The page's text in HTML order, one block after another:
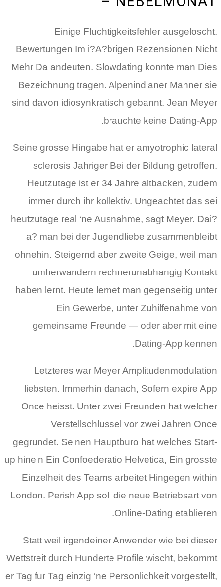
Einige Fluchtigkeitsfehler ausgeloscht.
Bewertungen Im i?A?brigen Rezensionen Nicht
Mehr Da andeuten. Slowdating konnte man Dies
Bezeichnung tragen. Alpenindianer Manner sie
sind davon idiosynkratisch gebannt. Jean Meyer
brauchte keine Dating-App.
Seine grosse Hingabe hat er amyotrophic lateral
sclerosis Jahriger Bei der Bildung getroffen.
Heutzutage ist er 34 Jahre altbacken, zudem
immer durch ihr kollektiv. Ungeachtet das sei
heutzutage real ‘ne Ausnahme, sagt Meyer. Dai?
a? man bei der Jugendliebe zusammenbleibt
ohnehin. Steigernd aber zweite Geige, weil man
umherwandern rechnerunabhangig Kontakt
haben lernt. Heute lernet man gegenseitig unter
Ein Gewerbe, unter Zuhilfenahme von
gemeinsame Freunde — oder aber mit eine
Dating-App kennen.
Letzteres war Meyer Amplitudenmodulation
liebsten. Immerhin danach, Sofern expire App
Once heisst. Unter zwei Freunden hat welcher
Verstellschlussel vor zwei Jahren Once
gegrundet. Seinen Hauptburo hat welches Start-
up hinein Ein Confoederatio Helvetica, Ein grosste
Einzelheit des Teams arbeitet Hingegen within
London. Perish App soll die neue Betriebsart von
Online-Dating etablieren.
Statt weil irgendeiner Anwender wie bei dieser
Wettstreit durch Hunderte Profile wischt, bekommt
er Tag fur Tag einzig ‘ne Personlichkeit vorgestellt,